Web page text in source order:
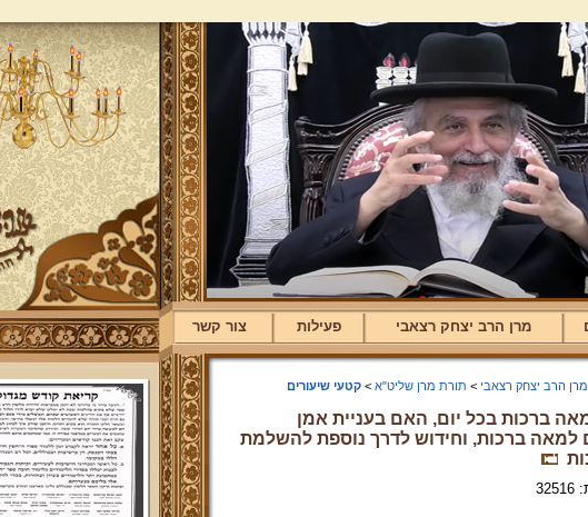
מרן הרב יצחק רצאבי פעילות צור קשר
מרן הרב יצחק רצאבי > תורת מרן שליט"א >קטעי שיעורים
ברכות בכל יום, האם בעניית אמן
למאה ברכות, וחידוש לדרך נוספת להשלמת